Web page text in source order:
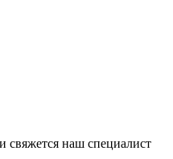
наш специалист